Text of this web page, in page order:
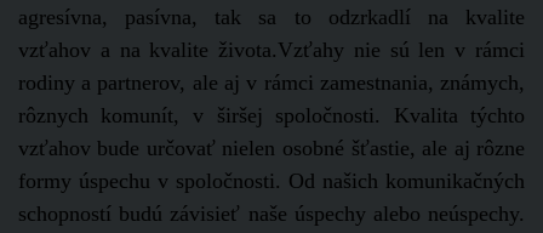
agresívna, pasívna, tak sa to odzrkadlí na kvalite
vzťahov a na kvalite života.Vzťahy nie sú len v rámci
rodiny a partnerov, ale aj v rámci zamestnania, známych,
rôznych komunít, v širšej spoločnosti. Kvalita týchto
vzťahov bude určovať nielen osobné šťastie, ale aj rôzne
formy úspechu v spoločnosti. Od našich komunikačných
schopností budú závisieť naše úspechy alebo neúspechy.